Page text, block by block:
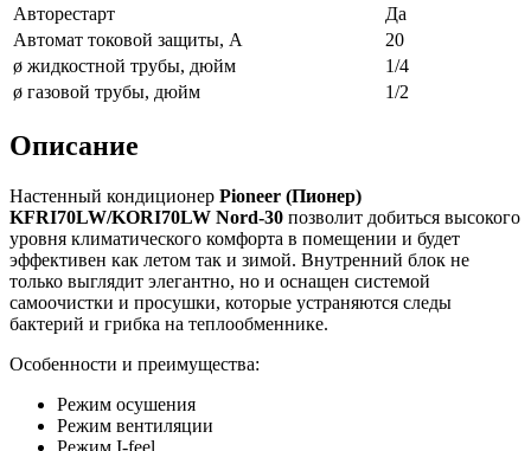
Авторестарт
Да
Автомат токовой защиты, А
20
ø жидкостной трубы, дюйм
1/4
ø газовой трубы, дюйм
1/2
Описание
Настенный кондиционер Pioneer (Пионер)
KFRI70LW/KORI70LW Nord-30 позволит добиться высокого
уровня климатического комфорта в помещении и будет
эффективен как летом так и зимой. Внутренний блок не
только выглядит элегантно, но и оснащен системой
самоочистки и просушки, которые устраняются следы
бактерий и грибка на теплообменнике.
Особенности и преимущества:
Режим осушения
Режим вентиляции
Режим I-feel